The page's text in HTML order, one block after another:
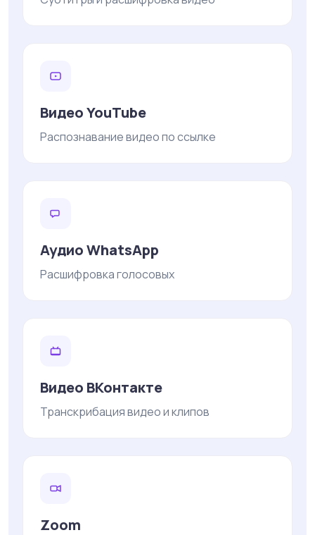
Видео YouTube
Распознавание видео по ссылке
Аудио WhatsApp
Расшифровка голосовых
Видео ВКонтакте
Транскрибация видео и клипов
Zoom